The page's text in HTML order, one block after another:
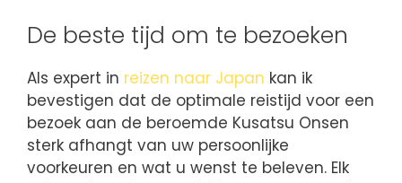
De beste tijd om te bezoeken
Als expert in reizen naar Japan kan ik
bevestigen dat de optimale reistijd voor een
bezoek aan de beroemde Kusatsu Onsen
sterk afhangt van uw persoonlijke
voorkeuren en wat u wenst te beleven. Elk